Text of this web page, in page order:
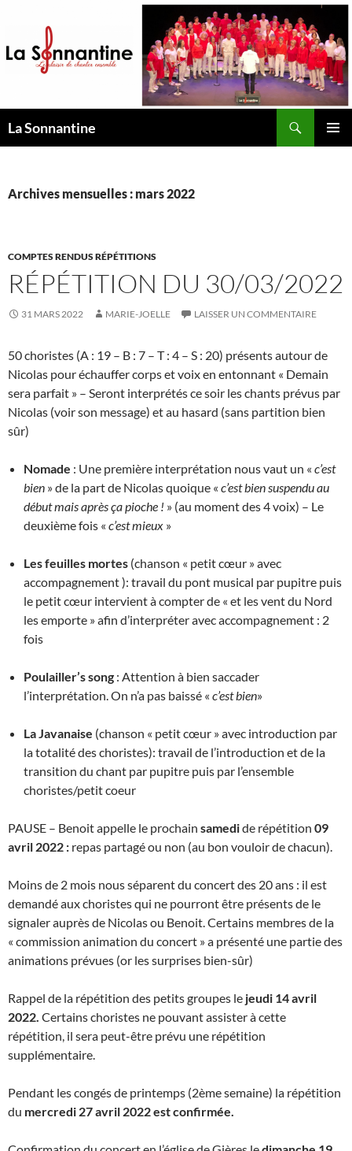
contenu
La Sonnantine
Archives mensuelles : mars 2022
COMPTES RENDUS RÉPÉTITIONS
RÉPÉTITION DU 30/03/2022
31 MARS 2022 MARIE-JOELLE LAISSER UN COMMENTAIRE
50 choristes (A : 19 – B : 7 – T : 4 – S : 20) présents autour de
Nicolas pour échauffer corps et voix en entonnant « Demain
sera parfait » – Seront interprétés ce soir les chants prévus par
Nicolas (voir son message) et au hasard (sans partition bien
sûr)
Nomade : Une première interprétation nous vaut un « c’est
bien » de la part de Nicolas quoique « c’est bien suspendu au
début mais après ça pioche ! » (au moment des 4 voix) – Le
deuxième fois « c’est mieux »
Les feuilles mortes (chanson « petit cœur » avec
accompagnement ): travail du pont musical par pupitre puis
le petit cœur intervient à compter de « et les vent du Nord
les emporte » afin d’interpréter avec accompagnement : 2
fois
Poulailler’s song : Attention à bien saccader
l’interprétation. On n’a pas baissé « c’est bien»
La Javanaise (chanson « petit cœur » avec introduction par
la totalité des choristes): travail de l’introduction et de la
transition du chant par pupitre puis par l’ensemble
choristes/petit coeur
PAUSE – Benoit appelle le prochain samedide répétition 09
avril 2022 : repas partagé ou non (au bon vouloir de chacun).
Moins de 2 mois nous séparent du concert des 20 ans : il est
demandé aux choristes qui ne pourront être présents de le
signaler auprès de Nicolas ou Benoit. Certains membres de la
« commission animation du concert » a présenté une partie des
animations prévues (or les surprises bien-sûr)
Rappel de la répétition des petits groupes le jeudi 14 avril
2022. Certains choristes ne pouvant assister à cette
répétition, il sera peut-être prévu une répétition
supplémentaire.
Pendant les congés de printemps (2ème semaine) la répétition
du mercredi 27 avril 2022 est confirmée.